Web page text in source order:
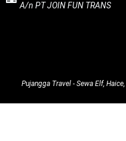
A/n PT JOIN FUN TRANS
Pujangga Travel - Sewa Elf,